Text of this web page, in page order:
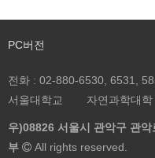
PC버전
전화 : 02-880-6530, 6531,
서울대학교
자연과학대학
우)08826 서울시 관악구 관
부
All rights reserved.